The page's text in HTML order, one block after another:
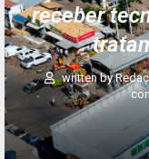
receber
written by